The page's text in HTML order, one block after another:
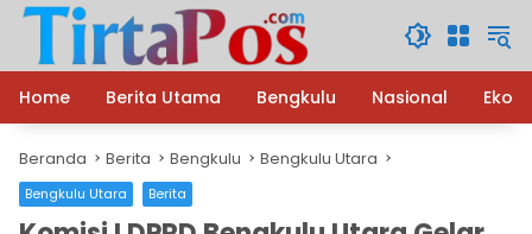
Langsung
konten
Home
Berita Utama Bengkulu Nasional
Beranda Berita Bengkulu Bengkulu Utara
Bengkulu Utara Berita